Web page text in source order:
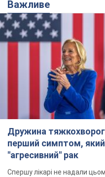
Важливе
Дружина
перший симптом, який
"агресивний" рак
Спершу лікарі не надали